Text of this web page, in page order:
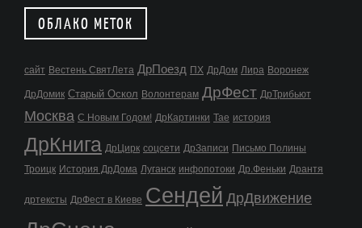
ОБЛАКО МЕТОК
сайт Вестень СвятЛета ДрПоезд ПХ ДрДом Лира Воронеж
ДрДомик Старый Оскол Волонтерам ДрФест ДрТрибьют
Москва С Новым Годом! ДрКартинки Тае история
ДрКнига ДрЦирк соцсети ДрЗаписи Письмо Полины
Троицк История ДрДома Луганск инфопотоки Др.Феньки Дрантя
дртексты ДрФест в Киеве Сендей ДрДвижение